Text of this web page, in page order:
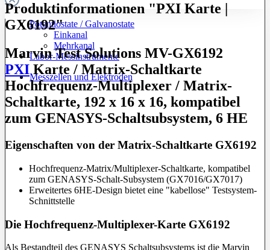
Potentiostate / Galvanostate
Einkanal
Mehrkanal
Labor-Messinstrumente
Messzellen und Elektroden
Produktinformationen "PXI Karte |
GX6192"
Marvin Test Solutions MV-GX6192
PXIKarte / Matrix-Schaltkarte
Hochfrequenz-Multiplexer / Matrix-
Schaltkarte, 192 x 16 x 16, kompatibel
zum GENASYS-Schaltsubsystem, 6 HE
Eigenschaften von der Matrix-Schaltkarte GX6192
Hochfrequenz-Matrix/Multiplexer-Schaltkarte, kompatibel
zum GENASYS-Schalt-Subsystem (GX7016/GX7017)
Erweitertes 6HE-Design bietet eine "kabellose" Testsystem-
Schnittstelle
Die Hochfrequenz-Multiplexer-Karte GX6192
Als Bestandteil des GENASYS Schaltsubsystems ist die Marvin